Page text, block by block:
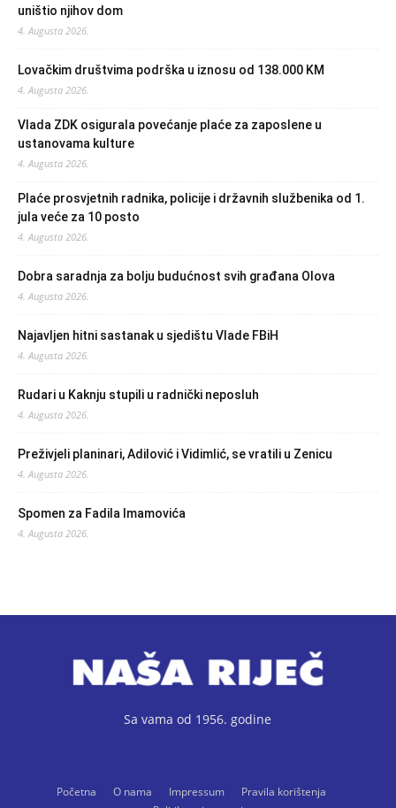
uništio njihov dom
4. Augusta 2026.
Lovačkim društvima podrška u iznosu od 138.000 KM
4. Augusta 2026.
Vlada ZDK osigurala povećanje plaće za zaposlene u
ustanovama kulture
4. Augusta 2026.
Plaće prosvjetnih radnika, policije i državnih službenika od 1.
jula veće za 10 posto
4. Augusta 2026.
Dobra saradnja za bolju budućnost svih građana Olova
4. Augusta 2026.
Najavljen hitni sastanak u sjedištu Vlade FBiH
4. Augusta 2026.
Rudari u Kaknju stupili u radnički neposluh
4. Augusta 2026.
Preživjeli planinari, Adilović i Vidimlić, se vratili u Zenicu
4. Augusta 2026.
Spomen za Fadila Imamovića
4. Augusta 2026.
Sa vama od 1956. godine
Početna O nama Impressum
Pravila korištenja